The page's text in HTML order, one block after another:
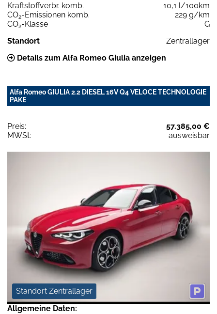
Kraftstoffverbr. komb.
10,1 l/100km
CO2-Emissionen komb.
229 g/km
CO2-Klasse
G
Standort
Zentrallager
Details zum Alfa Romeo Giulia anzeigen
Alfa Romeo GIULIA 2.2 DIESEL 16V Q4 VELOCE TECHNOLOGIE
PAKE
Preis:
57.385,00 €
MWSt:
ausweisbar
Standort Zentrallager
Allgemeine Daten: